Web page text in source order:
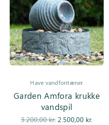
Have vandfontæner
Garden Amfora krukke
vandspil
3.200,00kr.
Den
2.500,00 kr.